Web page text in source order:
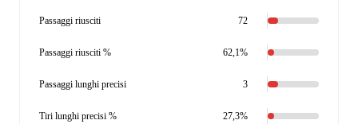
Passaggi riusciti 72
Passaggi riusciti % 62,1%
Passaggi lunghi precisi 3
Tiri lunghi precisi % 27,3%